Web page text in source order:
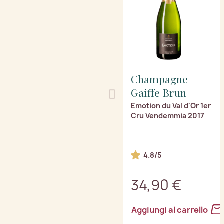
Champagne
Gaiffe Brun
Emotion du Val d'Or 1er
Cru Vendemmia 2017
4.8/5
34,90 €
Aggiungi al carrello